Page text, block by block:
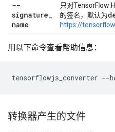
--
signature_
name
只对TensorFlow
的签名，默认为
https://
用以下命令查看帮助信息：
tensorflowjs_converter
转换器产生的文件